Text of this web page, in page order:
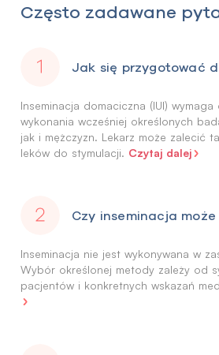
Często zadawane
Jak się przygotować
Inseminacja domaciczna (IUI)
wykonania wcześniej określonych
jak i mężczyzn. Lekarz może zalecić
leków do stymulacji. Czytaj dalej
Czy inseminacja
Inseminacja nie jest wykonywana w
Wybór określonej metody zależy od
pacjentów i konkretnych wskazań